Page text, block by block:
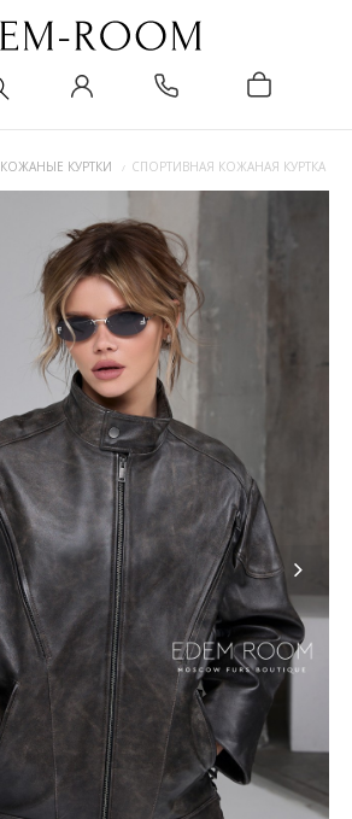
КОЖАНЫЕ КУРТКИ СПОРТИВНАЯ КОЖАНАЯ КУРТКА